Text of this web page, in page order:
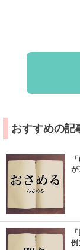
おすすめの記
例